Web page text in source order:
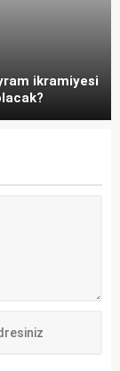
ikramiyesi